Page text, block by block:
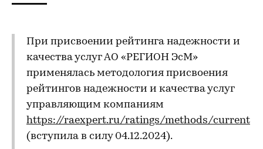
При присвоении рейтинга надежности и
качества услуг АО «РЕГИОН ЭсМ»
применялась методология присвоения
рейтингов надежности и качества услуг
управляющим компаниям
https://raexpert.ru/ratings/methods/current
(вступила в силу 04.12.2024).